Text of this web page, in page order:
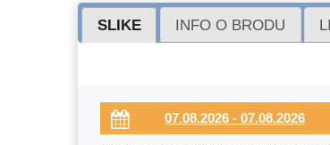
SLIKE INFO O BRODU